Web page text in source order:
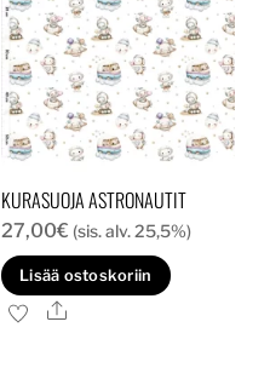
KURASUOJA ASTRONAUTIT
27,00€ (sis. alv. 25,5%)
Lisää ostoskoriin
Ale